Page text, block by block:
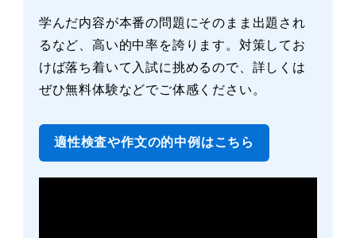
学んだ内容が本番の問題にそのまま出題され
るなど、高い的中率を誇ります。対策してお
けば落ち着いて入試に挑めるので、詳しくは
ぜひ無料体験などでご体感ください。
適性検査や作文の的中例はこちら